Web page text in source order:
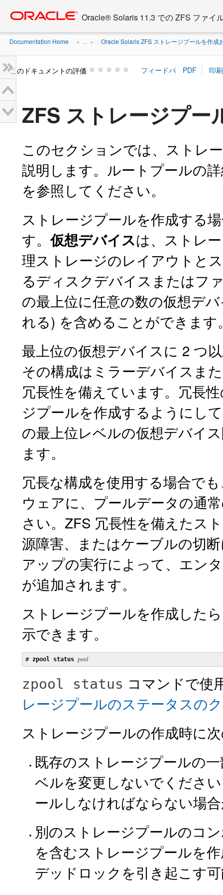
content
Oracle® Solaris 11.3 での ZFS ファイ
Documentation Home » ... » Oracle Solaris ZFS ストレージプールを作成
このドキュメントの評価
ZFS ストレージプー
このセクションでは、ストレ
説明します。ルートプールの
を参照してください。
ストレージプールを作成する
す。仮想デバイスは、ストレ
理ストレージのレイアウトと
るディスクデバイスまたはフ
の最上位に任意の数の仮想デ
れる) を含めることができます
最上位の仮想デバイスに 2 つ
その構成はミラーデバイスま
冗長性を備えています。冗長
ジプールを作成するようにし
の最上位レベルの仮想デバイ
ます。
冗長な構成を使用する場合で
ウェアに、プールデータの通
さい。ZFS 冗長性を備えたス
源障害、またはケーブルの切
アップの実行によって、エン
が追加されます。
ストレージプールを作成した
示できます。
# zpool status pool
zpool status コマンドで使
レージプールのステータスの
ストレージプールの作成時に
既存のストレージプールの
ベルを変更しないでくださ
ールしなければならない場
別のストレージプールのコ
を含むストレージプールを
デッドロックを引き起こす